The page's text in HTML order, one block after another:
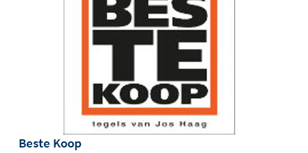
Beste Koop